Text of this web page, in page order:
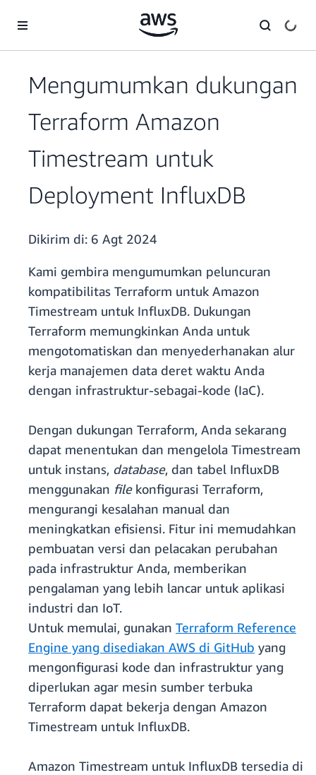
Mengumumkan dukungan
Terraform Amazon
Timestream untuk
Deployment InfluxDB
Dikirim di: 6 Agt 2024
Kami gembira mengumumkan peluncuran
kompatibilitas Terraform untuk Amazon
Timestream untuk InfluxDB. Dukungan
Terraform memungkinkan Anda untuk
mengotomatiskan dan menyederhanakan alur
kerja manajemen data deret waktu Anda
dengan infrastruktur-sebagai-kode (IaC).
Dengan dukungan Terraform, Anda sekarang
dapat menentukan dan mengelola Timestream
untuk instans, database, dan tabel InfluxDB
menggunakan filekonfigurasi Terraform,
mengurangi kesalahan manual dan
meningkatkan efisiensi. Fitur ini memudahkan
pembuatan versi dan pelacakan perubahan
pada infrastruktur Anda, memberikan
pengalaman yang lebih lancar untuk aplikasi
industri dan IoT.
Untuk memulai, gunakan Terraform Reference
Engine yang disediakan AWS di GitHub yang
mengonfigurasi kode dan infrastruktur yang
diperlukan agar mesin sumber terbuka
Terraform dapat bekerja dengan Amazon
Timestream untuk InfluxDB.
Amazon Timestream untuk InfluxDB tersedia di